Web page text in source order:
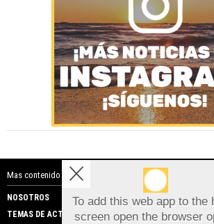
Mas contenido de Costa Blanca Noticias:
NOSOTROS
PUBLICIDAD
TEMAS DE ACTUALIDAD
To add this web app to the
screen open the browser